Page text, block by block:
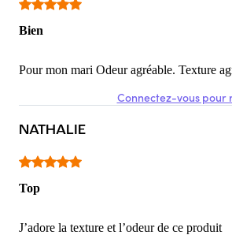
Bien
Pour mon mari Odeur agréable. Texture
Connectez-vous pour
NATHALIE
Top
J’adore la texture et l’odeur de ce produit